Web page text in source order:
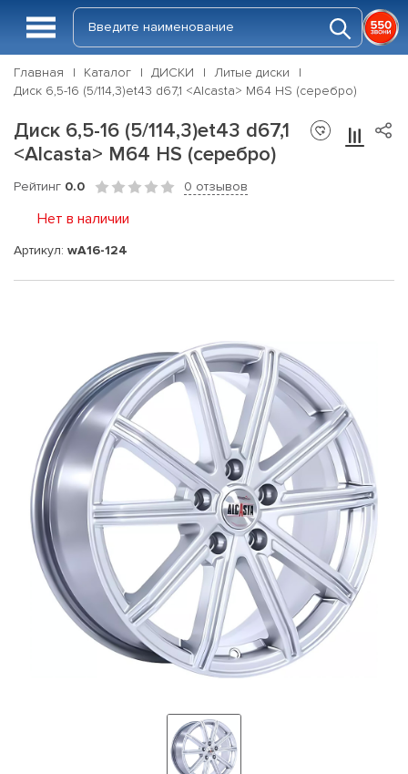
Главная Каталог ДИСКИ
Литые диски
Диск 6,5-16 (5/114,3)et43 d67,1 <Alcasta> M64 HS (серебро)
Диск 6,5-16 (5/114,3)et43 d67,1
<Alcasta> M64 HS (серебро)
Рейтинг 0.0 0 отзывов
Нет в наличии
Артикул: wA16-124